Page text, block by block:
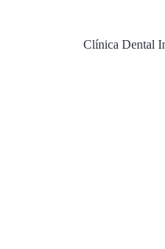
Clínica Dental